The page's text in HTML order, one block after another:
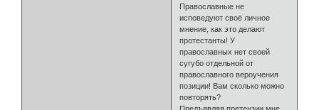
Православные не
исповедуют своё личное
мнение, как это делают
протестанты! У
православных нет своей
сугубо отдельной от
православного вероучения
позиции! Вам сколько можно
повторять?
Предъявляя претензии мне,